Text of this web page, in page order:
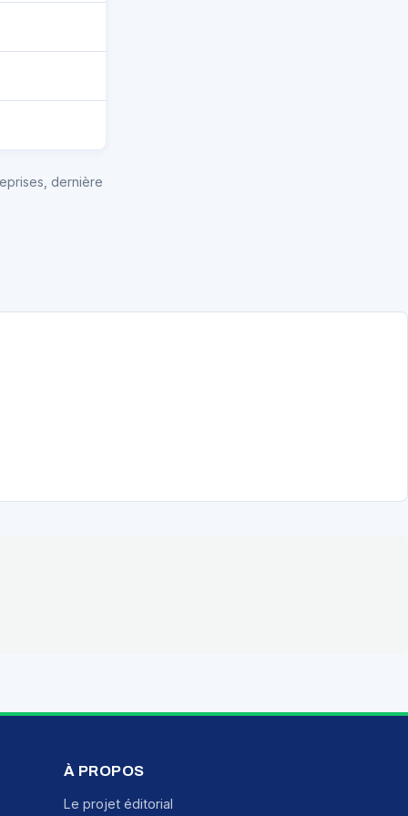
dernière
À PROPOS
Le projet éditorial